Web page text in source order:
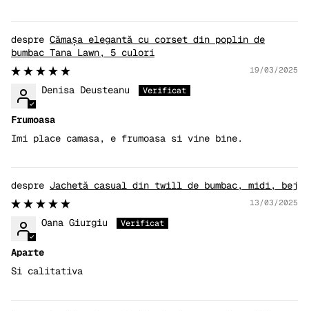
Cămașa elegantă cu corset din poplin de
bumbac Tana Lawn, 5 culori
19/03/2025
Denisa Deusteanu
Frumoasa
Imi place camasa, e frumoasa si vine bine.
Jachetă casual din twill de bumbac, midi, bej
13/03/2025
Oana Giurgiu
Aparte
Si calitativa